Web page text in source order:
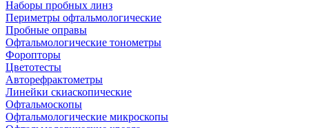
Наборы пробных линз
Периметры офтальмологические
Пробные оправы
Офтальмологические тонометры
Форопторы
Цветотесты
Авторефрактометры
Линейки скиаскопические
Офтальмоскопы
Офтальмологические микроскопы